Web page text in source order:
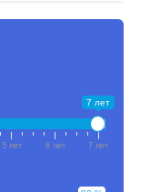
7 лет
5 лет 6 лет 7 лет